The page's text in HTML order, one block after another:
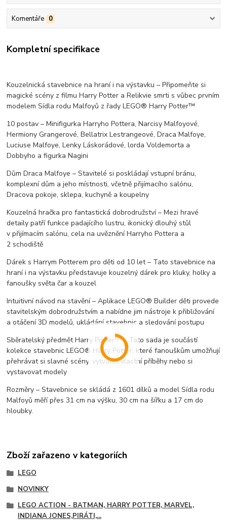
Komentáře 0
Kompletní specifikace
Kouzelnická stavebnice na hraní i na výstavku – Připomeňte si
magické scény z filmu Harry Potter a Relikvie smrti s vůbec prvním
modelem Sídla rodu Malfoyů z řady LEGO® Harry Potter™
10 postav – Minifigurka Harryho Pottera, Narcisy Malfoyové,
Hermiony Grangerové, Bellatrix Lestrangeové, Draca Malfoye,
Luciuse Malfoye, Lenky Láskorádové, lorda Voldemorta a
Dobbyho a figurka Nagini
Dům Draca Malfoye – Stavitelé si poskládají vstupní bránu,
komplexní dům a jeho místnosti, včetně přijímacího salónu,
Dracova pokoje, sklepa, kuchyně a koupelny
Kouzelná hračka pro fantastická dobrodružství – Mezi hravé
detaily patří funkce padajícího lustru, ikonický dlouhý stůl
v přijímacím salónu, cela na uvěznění Harryho Pottera a
2 schodiště
Dárek s Harrym Potterem pro děti od 10 let – Tato stavebnice na
hraní i na výstavku představuje kouzelný dárek pro kluky, holky a
fanoušky světa čar a kouzel
Intuitivní návod na stavění – Aplikace LEGO® Builder děti provede
stavitelským dobrodružstvím a nabídne jim nástroje k přibližování
a otáčení 3D modelů, ukládání stavebnic a sledování postupu
Sběratelský předmět Harry Potter™ – Tato sada je součástí
kolekce stavebnic LEGO® Harry Potter, které fanouškům umožňují
přehrávat si slavné scény, vytvářet vlastní příběhy nebo si
vystavovat modely
Rozměry – Stavebnice se skládá z 1601 dílků a model Sídla rodu
Malfoyů měří přes 31 cm na výšku, 30 cm na šířku a 17 cm do
hloubky.
Zboží zařazeno v kategoriích
LEGO
NOVINKY
LEGO ACTION - BATMAN, HARRY POTTER, MARVEL,
INDIANA JONES,PIRÁTI,...